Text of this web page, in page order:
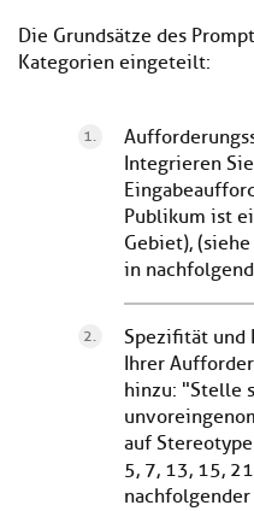
Die Grundsätze des
Kategorien eingeteilt:
Integrieren
Publikum ist
Gebiet),
in
Spezifität und
Ihrer
hinzu: "Stelle
auf
5, 7, 13, 15,
nachfolgender